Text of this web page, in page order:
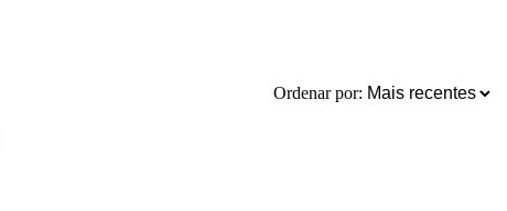
Ordenar por: